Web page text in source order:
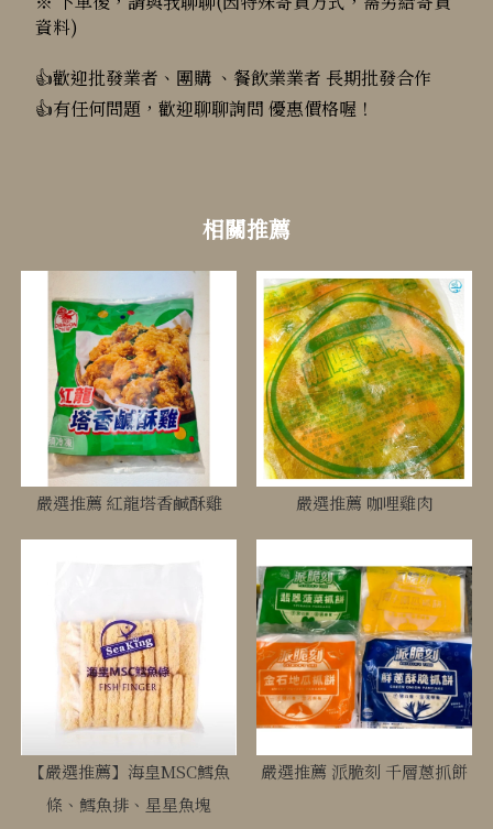
資料)
👍歡迎批發業者、團購 、餐飲業業者 長期批發合作
👍有任何問題，歡迎聊聊詢問 優惠價格喔！
嚴選推薦 紅龍塔香鹹酥雞 嚴選推薦 咖哩雞肉
【嚴選推薦】海皇MSC鱈魚
條、鱈魚排、星星魚塊
嚴選推薦 派脆刻 千層蔥抓餅